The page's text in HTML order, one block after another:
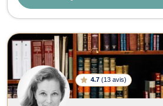
4.7 (13 avis)